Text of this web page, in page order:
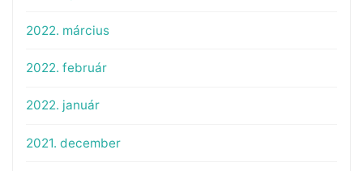
2022. március
2022. február
2022. január
2021. december